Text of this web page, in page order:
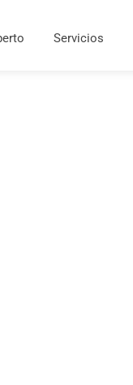
Servicios